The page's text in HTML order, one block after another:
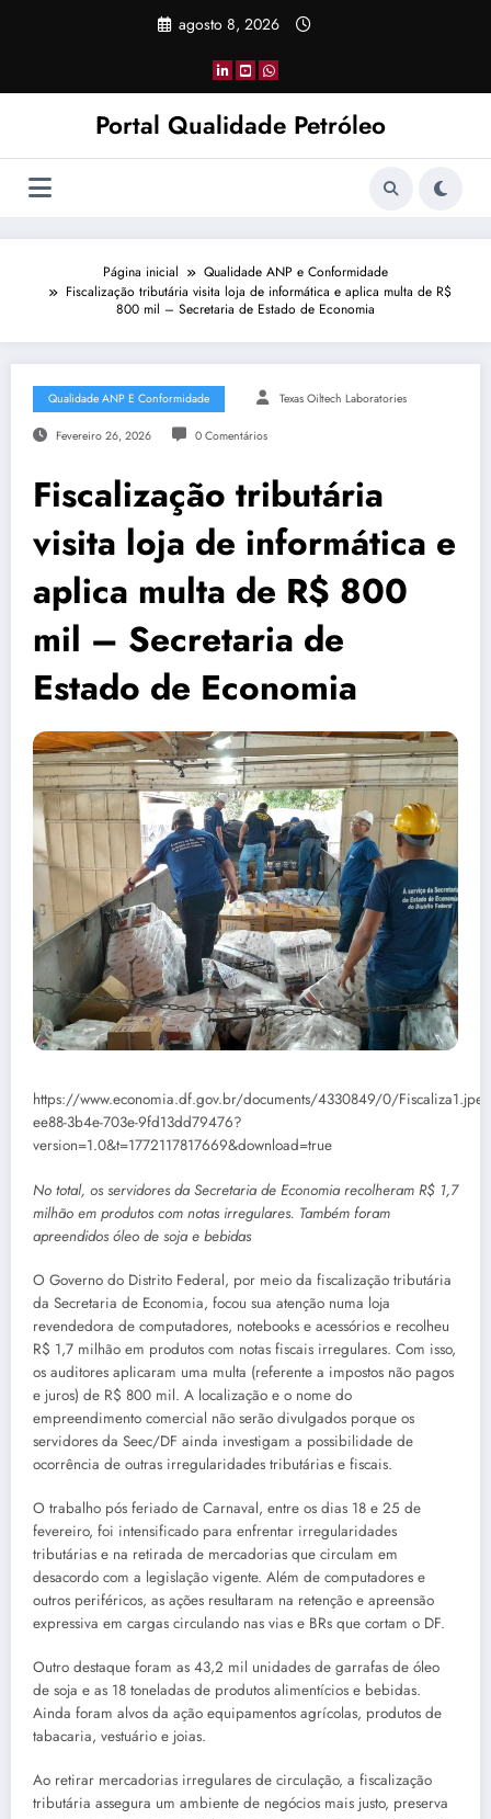
agosto 8, 2026
Portal Qualidade Petróleo
Página inicial
Qualidade ANP e Conformidade
Fiscalização tributária visita loja de informática e aplica multa de R$
800 mil – Secretaria de Estado de Economia
Qualidade ANP E Conformidade Texas Oiltech Laboratories
Fevereiro 26, 2026 0 Comentários
Fiscalização tributária
visita loja de informática e
aplica multa de R$ 800
mil – Secretaria de
Estado de Economia
https://www.economia.df.gov.br/documents/4330849/0/
ee88-3b4e-703e-9fd13dd79476?
version=1.0&t=1772117817669&download=true
No total, os servidores da Secretaria de Economia recolheram R$ 1,7
milhão em produtos com notas irregulares. Também foram
apreendidos óleo de soja e bebidas
O Governo do Distrito Federal, por meio da fiscalização tributária
da Secretaria de Economia, focou sua atenção numa loja
revendedora de computadores, notebooks e acessórios e recolheu
R$ 1,7 milhão em produtos com notas fiscais irregulares. Com isso,
os auditores aplicaram uma multa (referente a impostos não pagos
e juros) de R$ 800 mil. A localização e o nome do
empreendimento comercial não serão divulgados porque os
servidores da Seec/DF ainda investigam a possibilidade de
ocorrência de outras irregularidades tributárias e fiscais.
O trabalho pós feriado de Carnaval, entre os dias 18 e 25 de
fevereiro, foi intensificado para enfrentar irregularidades
tributárias e na retirada de mercadorias que circulam em
desacordo com a legislação vigente. Além de computadores e
outros periféricos, as ações resultaram na retenção e apreensão
expressiva em cargas circulando nas vias e BRs que cortam o DF.
Outro destaque foram as 43,2 mil unidades de garrafas de óleo
de soja e as 18 toneladas de produtos alimentícios e bebidas.
Ainda foram alvos da ação equipamentos agrícolas, produtos de
tabacaria, vestuário e joias.
Ao retirar mercadorias irregulares de circulação, a fiscalização
tributária assegura um ambiente de negócios mais justo, preserva